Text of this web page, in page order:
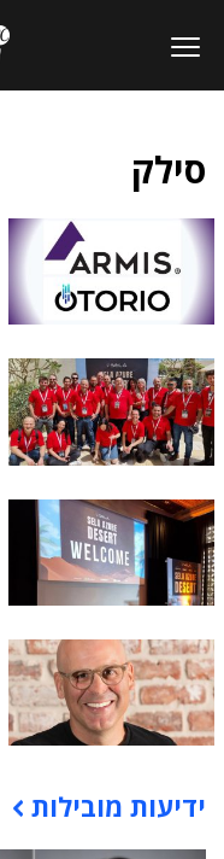
סילק
תוכן פרסומי
ידיעות מובילות